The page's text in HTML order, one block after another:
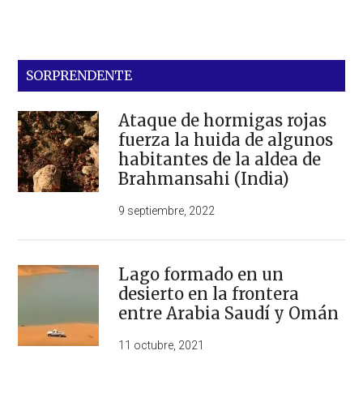
SORPRENDENTE
Ataque de hormigas rojas
fuerza la huida de algunos
habitantes de la aldea de
Brahmansahi (India)
9 septiembre, 2022
Lago formado en un
desierto en la frontera
entre Arabia Saudí y Omán
11 octubre, 2021